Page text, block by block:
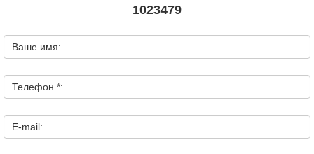
1023479
Ваше имя:
Телефон *:
E-mail: